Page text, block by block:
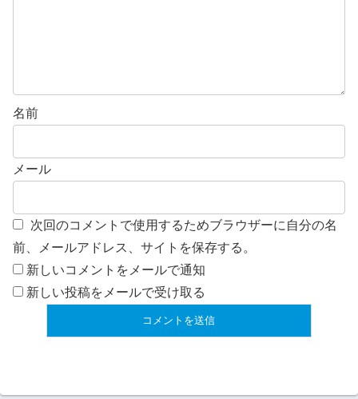
名前
メール
次回のコメントで使用するためブラウザーに自分の名
前、メールアドレス、サイトを保存する。
新しいコメントをメールで通知
新しい投稿をメールで受け取る